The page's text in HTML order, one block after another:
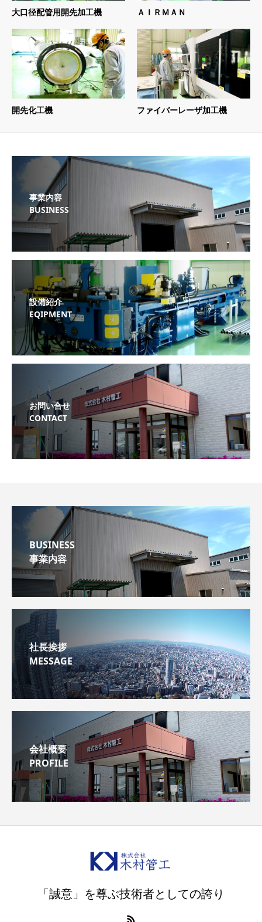
大口径配管用開先加工機 ＡＩＲＭＡＮ
開先化工機 ファイバーレーザ加工機
事業内容
BUSINESS
設備紹介
EQIPMENT
お問い合せ
CONTACT
BUSINESS
事業内容
社長挨拶
MESSAGE
会社概要
PROFILE
「誠意」を尊ぶ技術者としての誇り